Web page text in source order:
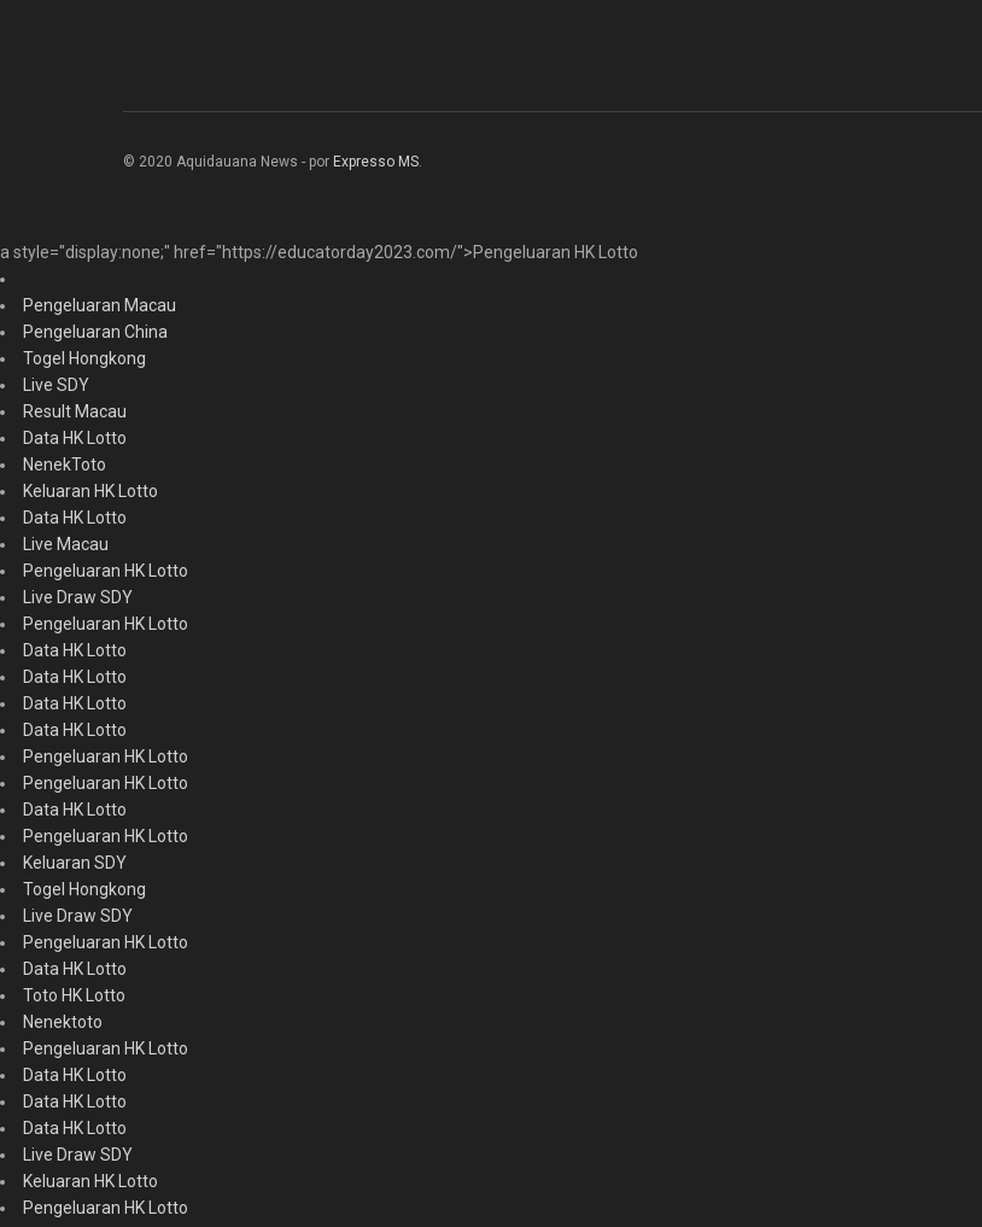
© 2020 Aquidauana News - por Expresso MS.
a style="display:none;" href="https://educatorday2023.com/">Pengeluaran HK Lotto
Pengeluaran Macau
Pengeluaran China
Togel Hongkong
Live SDY
Result Macau
Data HK Lotto
NenekToto
Keluaran HK Lotto
Data HK Lotto
Live Macau
Pengeluaran HK Lotto
Live Draw SDY
Pengeluaran HK Lotto
Data HK Lotto
Data HK Lotto
Data HK Lotto
Data HK Lotto
Pengeluaran HK Lotto
Pengeluaran HK Lotto
Data HK Lotto
Pengeluaran HK Lotto
Keluaran SDY
Togel Hongkong
Live Draw SDY
Pengeluaran HK Lotto
Data HK Lotto
Toto HK Lotto
Nenektoto
Pengeluaran HK Lotto
Data HK Lotto
Data HK Lotto
Data HK Lotto
Live Draw SDY
Keluaran HK Lotto
Pengeluaran HK Lotto